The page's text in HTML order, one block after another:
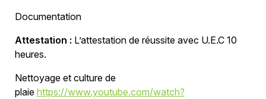
Documentation
Attestation : L’attestation de réussite avec U.E.C 10
heures.
Nettoyage et culture de
plaie https://www.youtube.com/watch?